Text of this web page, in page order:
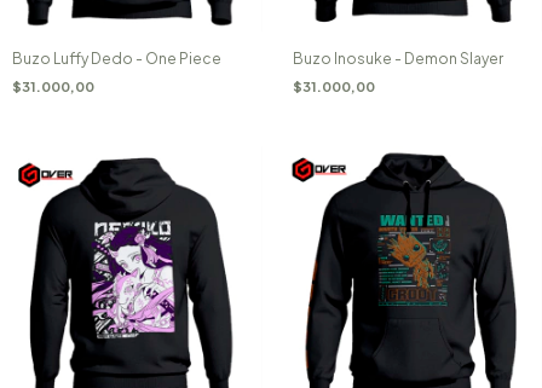
Buzo Luffy Dedo - One Piece
$31.000,00
Buzo Inosuke - Demon Slayer
$31.000,00